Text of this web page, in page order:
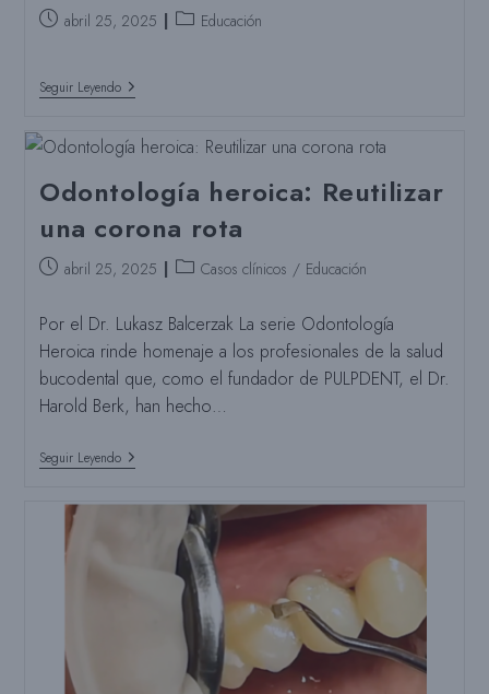
Puestoabril 25, 2025
Categoría
Educación
Seguir LeyendoDominar
El
Activa
Con
Dr.
Bergeron
Odontología heroica: Reutilizar
una corona rota
Puestoabril 25, 2025
Categoría
puesto:
Casos clínicos / Educación
Por el Dr. Lukasz Balcerzak La serie Odontología
Heroica rinde homenaje a los profesionales de la salud
bucodental que, como el fundador de PULPDENT, el Dr.
Harold Berk, han hecho…
Seguir LeyendoOdontología
Heroica:
Una